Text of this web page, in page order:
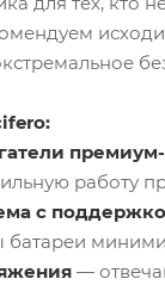
работу
с
—